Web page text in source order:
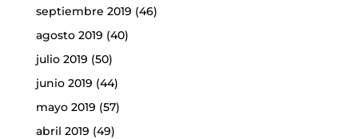
septiembre 2019 (46)
agosto 2019 (40)
julio 2019 (50)
junio 2019 (44)
mayo 2019 (57)
abril 2019 (49)